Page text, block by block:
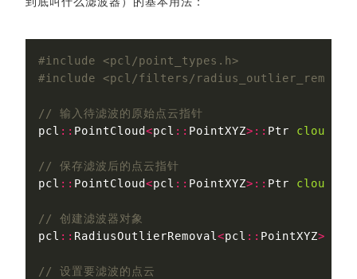
#include <pcl/point_types.h>
// 输入待滤波的原始点云指针
pcl :: PointCloud<pcl :: PointXYZ>:: Ptr cloud
// 保存滤波后的点云指针
pcl :: PointCloud<pcl :: PointXYZ>:: Ptr
// 创建滤波器对象
pcl :: RadiusOutlierRemoval<pcl :: PointXYZ>
// 设置要滤波的点云